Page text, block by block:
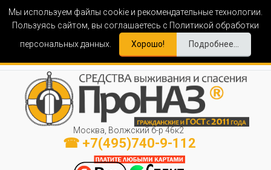
Мы используем файлы cookie и рекомендательные технологии.
Пользуясь сайтом, вы соглашаетесь с Политикой обработки
персональных данных.
Хорошо! Подробнее...
Москва, Волжский б-р 46к2
☎ +7(495)740-9-112